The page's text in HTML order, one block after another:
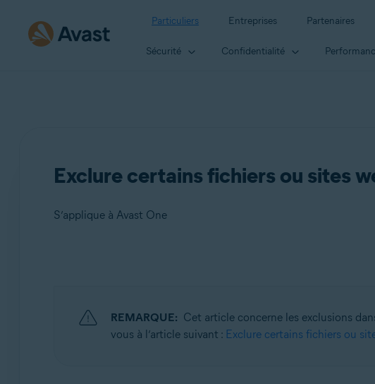
Particuliers Entreprises Partenaires
Sécurité Confidentialité
Exclure certains fichiers ou sites
S’applique à Avast One
Systèmes d'exploitation:
REMARQUE: Cet article concerne les exclusions
vous à l’article suivant : Exclure certains fichiers ou